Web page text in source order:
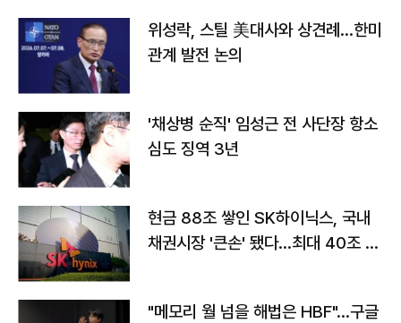
위성락, 스틸 美대사와 상견례…한미
관계 발전 논의
'채상병 순직' 임성근 전 사단장 항소
심도 징역 3년
현금 88조 쌓인 SK하이닉스, 국내
채권시장 '큰손' 됐다…최대 40조 투
"메모리 월 넘을 해법은 HBF"…구글